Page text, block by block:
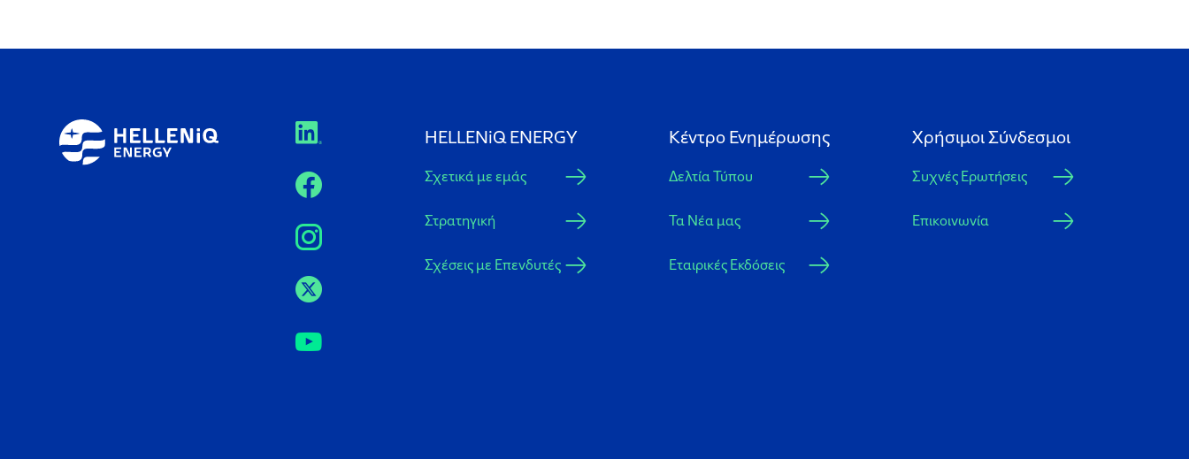
HELLENiQ ENERGY
Σχετικά με εμάς
Στρατηγική
Σχέσεις με Επενδυτές
Κέντρο Ενημέρωσης
Δελτία Τύπου
Τα Νέα μας
Εταιρικές Εκδόσεις
Xρήσιμοι Σύνδεσμοι
Συχνές Ερωτήσεις
Επικοινωνία